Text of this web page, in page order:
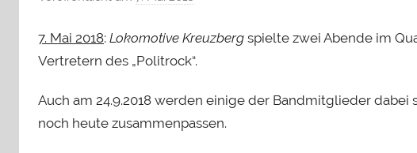
n
H
n
r
7. Mai 2018: Lokomotive Kreuzberg spielte zwei Abende im
Vertretern des „Politrock“.
Auch am 24.9.2018 werden einige der Bandmitglieder
noch heute zusammenpassen.